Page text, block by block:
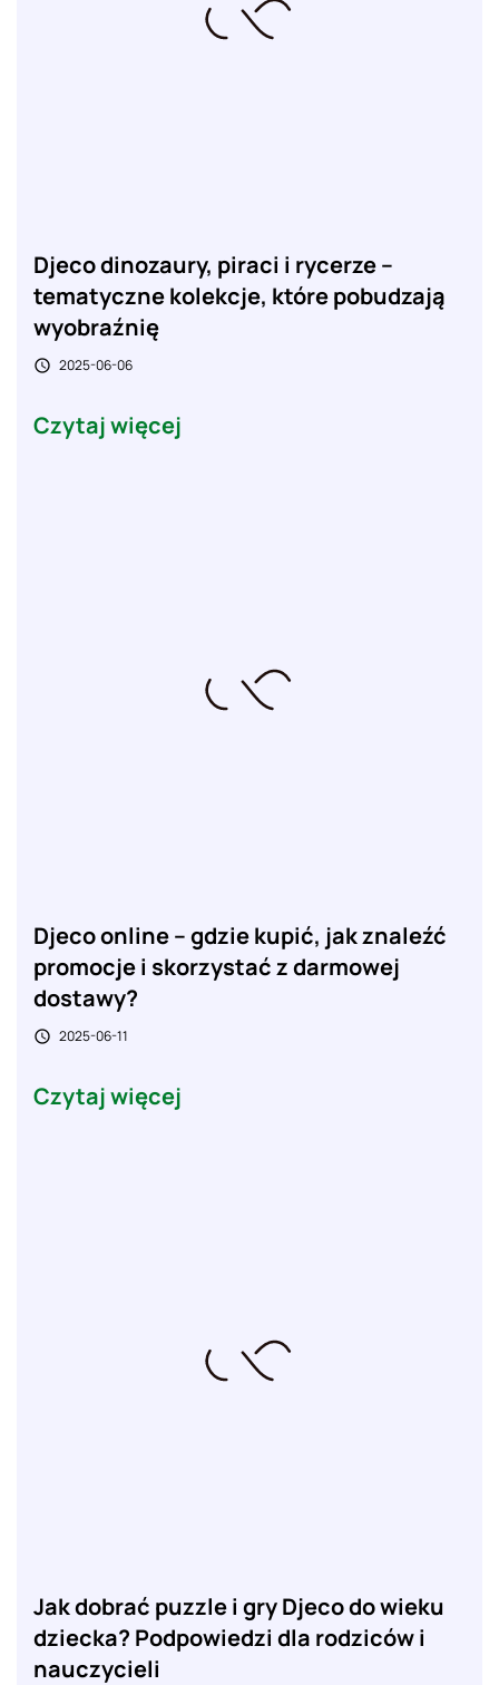
Djeco dinozaury, piraci i rycerze –
tematyczne kolekcje, które pobudzają
wyobraźnię
 2025-06-06
Czytaj więcej
Djeco online – gdzie kupić, jak znaleźć
promocje i skorzystać z darmowej
dostawy?
 2025-06-11
Czytaj więcej
Jak dobrać puzzle i gry Djeco do wieku
dziecka? Podpowiedzi dla rodziców i
nauczycieli